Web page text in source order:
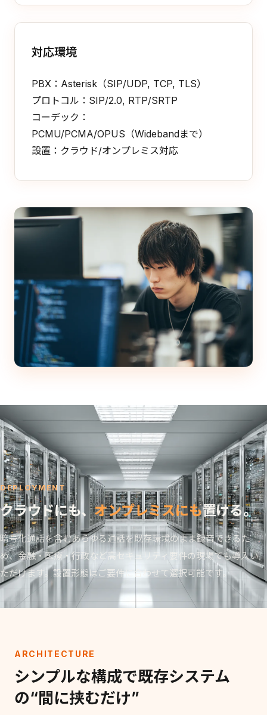
対応環境
PBX：Asterisk（SIP/UDP, TCP, TLS）
プロトコル：SIP/2.0, RTP/SRTP
コーデック：
PCMU/PCMA/OPUS（Widebandまで）
設置：クラウド/オンプレミス対応
SIPスタックを自社開発しているからこそ、既存
PBXへ“透過的に”割り込める。
20年以上SIP/VoIP実装を手がけてきた知見をもとに、RFC
3261準拠の挙動を細部まで作り込んでいます。
DEPLOYMENT
クラウドにも、オンプレミスにも置ける。
暗号化通話を含むあらゆる通話を既存環境のまま録音できるた
め、金融・医療・行政など高セキュリティ要件の現場でも導入い
ただけます。設置形態はご要件に合わせて選択可能です。
ARCHITECTURE
シンプルな構成で既存システム
の“間に挟むだけ”